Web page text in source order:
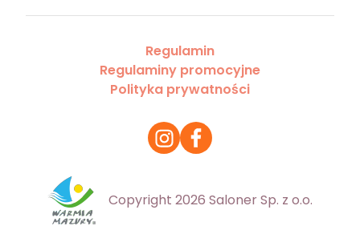
Regulamin
Regulaminy promocyjne
Polityka prywatności
Copyright 2026 Saloner Sp. z o.o.